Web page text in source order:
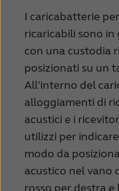
I caricabatterie
ricaricabili sono in
con una custodia
posizionati su un
All'interno del
alloggiamenti di
acustici e i
utilizzi per
modo da
acustico nel vano
rosso per destra e